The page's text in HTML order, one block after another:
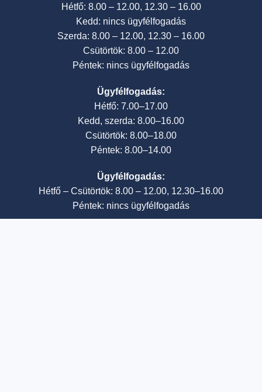
Hétfő: 8.00 – 12.00, 12.30 – 16.00
Kedd: nincs ügyfélfogadás
Szerda: 8.00 – 12.00, 12.30 – 16.00
Csütörtök: 8.00 – 12.00
Péntek: nincs ügyfélfogadás
Ügyfélfogadás:
Hétfő: 7.00–17.00
Kedd, szerda: 8.00–16.00
Csütörtök: 8.00–18.00
Péntek: 8.00–14.00
Ügyfélfogadás:
Hétfő – Csütörtök: 8.00 – 12.00, 12.30–16.00
Péntek: nincs ügyfélfogadás